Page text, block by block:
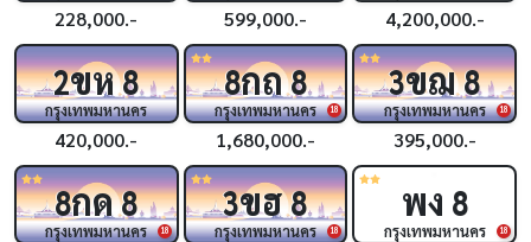
228,000.- 599,000.- 4,200,000.-
2ขห8
กรุงเทพมหานคร
420,000.-
18
8กถ8
กรุงเทพมหานคร
1,680,000.-
18
3ขฌ8
กรุงเทพมหานคร
395,000.-
18
8กด8
กรุงเทพมหานคร 18
3ขฮ8
กรุงเทพมหานคร 18
พง 8
กรุงเทพมหานคร